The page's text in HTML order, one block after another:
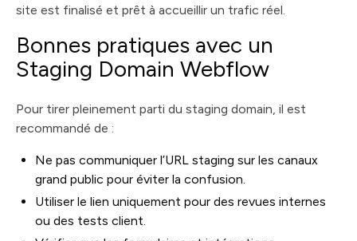
site est finalisé et prêt à accueillir un trafic réel.
Bonnes pratiques avec un
Staging Domain Webflow
Pour tirer pleinement parti du staging domain, il est
recommandé de :
Ne pas communiquer l’URL staging sur les canaux
grand public pour éviter la confusion.
Utiliser le lien uniquement pour des revues internes
ou des tests client.